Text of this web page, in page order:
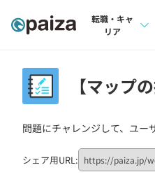
転職・キャ
リア
転職成功ガイ
転職エージェ
【マップ
問題にチャレンジして、ユー
シェア用URL: